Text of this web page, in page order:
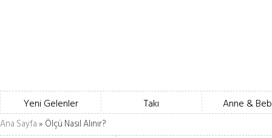
Yeni Gelenler Takı Anne &
Ana Sayfa» Ölçü Nasıl Alınır?